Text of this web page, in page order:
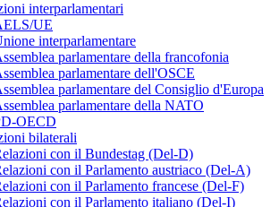
interparlamentari
UE
interparlamentare
parlamentare della francofonia
parlamentare dell'OSCE
parlamentare del Consiglio d'Europa
parlamentare della NATO
OECD
bilaterali
con il Bundestag (Del-D)
con il Parlamento austriaco (Del-A)
con il Parlamento francese (Del-F)
con il Parlamento italiano (Del-I)